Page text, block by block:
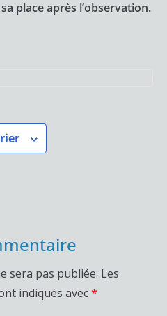
place après l’observation.
sera pas publiée. Les
indiqués avec*